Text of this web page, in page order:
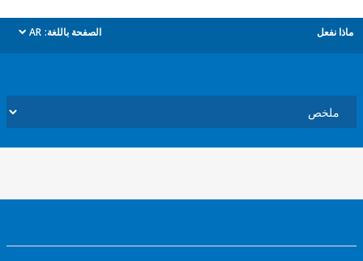
الصفحة باللغة: AR
dropdown